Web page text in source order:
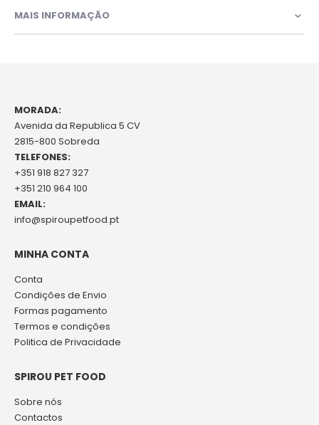
MAIS INFORMAÇÃO
MORADA:
Avenida da Republica 5 CV
2815-800 Sobreda
TELEFONES:
+351 918 827 327
+351 210 964 100
EMAIL:
info@spiroupetfood.pt
MINHA CONTA
Conta
Condições de Envio
Formas pagamento
Termos e condições
Politica de Privacidade
SPIROU PET FOOD
Sobre nós
Contactos